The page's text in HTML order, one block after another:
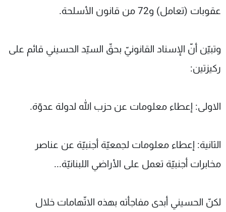
عقوبات (تعامل) و72 من قانون الأسلحة.
وتبيّن أنّ الإسناد القانونيّ بحقّ السيّد الحسيني قائم على
ركيزتين:
الاولى: إعطاء معلومات عن حزب الله لدولة عدوّة.
الثانية: إعطاء معلومات لجمعيّة أجنبيّة عن عناصر
مخابرات أجنبيّة تعمل على الأراضي اللبنانيّة...
لكنّ الحسيني أبدى مفاجأته بهذه الاتّهامات خلال